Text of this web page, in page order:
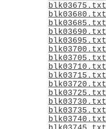
blk03675.txt
blk03680.txt
blk03685.txt
blk03690.txt
blk03695.txt
blk03700.txt
blk03705.txt
blk03710.txt
blk03715.txt
blk03720.txt
blk03725.txt
blk03730.txt
blk03735.txt
blk03740.txt